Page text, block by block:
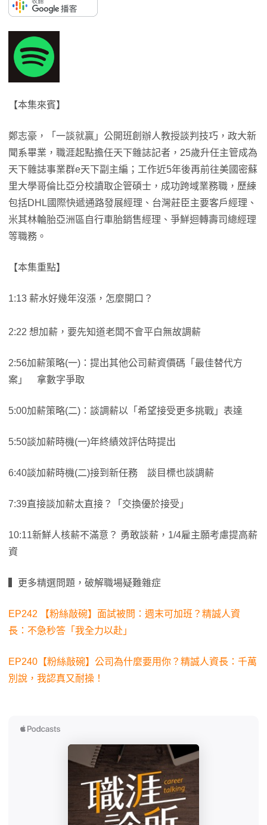
【本集來賓】
鄭志豪，「一談就贏」公開班創辦人教授談判技巧，政大新
聞系畢業，職涯起點擔任天下雜誌記者，25歲升任主管成為
天下雜誌事業群e天下副主編；工作近5年後再前往美國密蘇
里大學哥倫比亞分校讀取企管碩士，成功跨域業務職，歷練
包括DHL國際快遞通路發展經理、台灣莊臣主要客戶經理、
米其林輪胎亞洲區自行車胎銷售經理、爭鮮迴轉壽司總經理
等職務。
【本集重點】
1:13 薪水好幾年沒漲，怎麼開口？
2:22 想加薪，要先知道老闆不會平白無故調薪
2:56加薪策略(一)：提出其他公司薪資價碼「最佳替代方
案」 拿數字爭取
5:00加薪策略(二)：談調薪以「希望接受更多挑戰」表達
5:50談加薪時機(一)年終績效評估時提出
6:40談加薪時機(二)接到新任務 談目標也談調薪
7:39直接談加薪太直接？「交換優於接受」
10:11新鮮人核薪不滿意？ 勇敢談薪，1/4雇主願考慮提高薪
資
▍更多精選問題，破解職場疑難雜症
EP242 【粉絲敲碗】面試被問：週末可加班？精誠人資
長：不急秒答「我全力以赴」
EP240【粉絲敲碗】公司為什麼要用你？精誠人資長：千萬
別說，我認真又耐操！